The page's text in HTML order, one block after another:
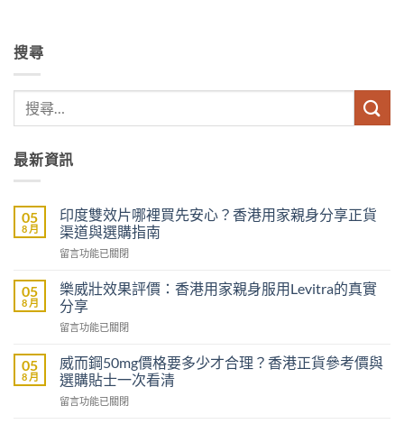
搜尋
最新資訊
05
8 月
印度雙效片哪裡買先安心？香港用家親身分享正貨
渠道與選購指南
在
度
雙
效
片
裡
買
先
安
留言功能已關閉
05
8 月
樂威壯效果評價：香港用家親身服用Levitra的真實
分享
在
威
壯
效
果
留言功能已關閉
05
8 月
威而鋼50mg價格要多少才合理？香港正貨參考價與
選購貼士一次看清
在
留言功能已關閉